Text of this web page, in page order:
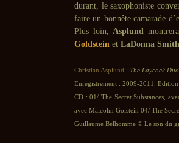
durant, le saxophoniste
faire un honnête camarade
Plus loin,Asplund
Goldstein et LaDonna Smith
Christian Asplund : The Laycock
Enregistrement : 2009-2011. Edition
CD : 01/ The Secret Substances,
avec Malcolm Golstein 04/ The
Guillaume Belhomme © Le son du